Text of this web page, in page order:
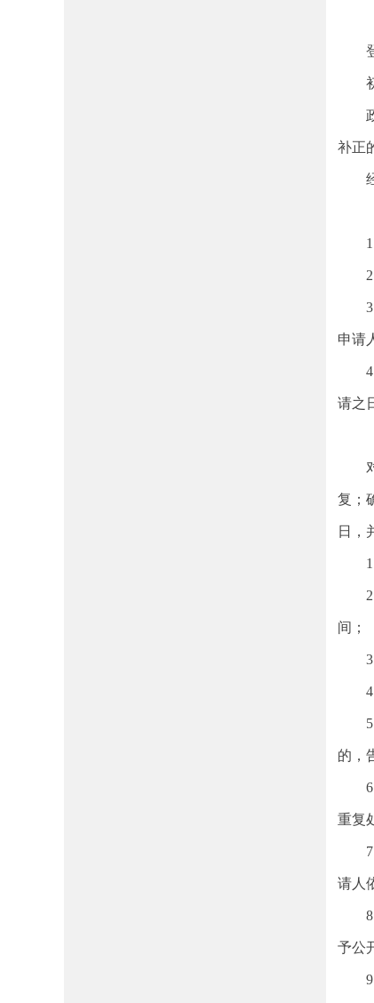
（
登
初
政
补正
经
（
1．
2．
3．
申请
4．
请之
（
对
复；
日，
1．
2．
间；
3．
4．
5．
的，
6．
重复
7．
请人
8．
予公
9．